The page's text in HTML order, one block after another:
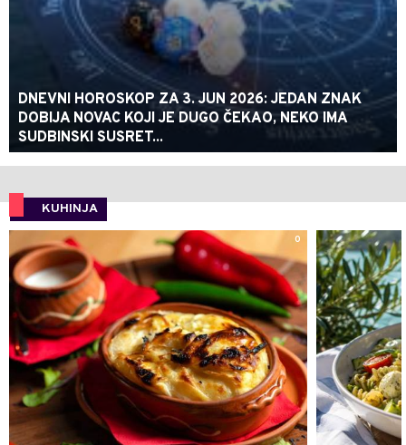
DNEVNI HOROSKOP ZA 3. JUN 2026: JEDAN ZNAK
DOBIJA NOVAC KOJI JE DUGO ČEKAO, NEKO IMA
SUDBINSKI SUSRET...
KUHINJA
0